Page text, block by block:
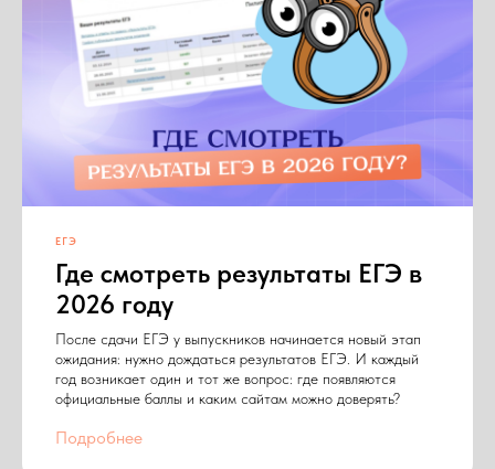
ЕГЭ
Где смотреть результаты ЕГЭ в
2026 году
После сдачи ЕГЭ у выпускников начинается новый этап
ожидания: нужно дождаться результатов ЕГЭ. И каждый
год возникает один и тот же вопрос: где появляются
официальные баллы и каким сайтам можно доверять?
Подробнее